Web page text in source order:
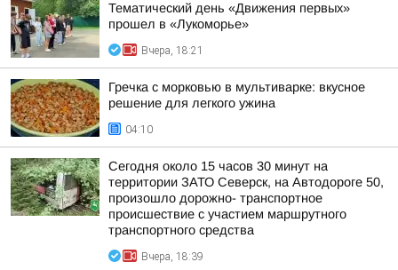
Тематический день «Движения первых»
прошел в «Лукоморье»
Вчера, 18:21
Гречка с морковью в мультиварке: вкусное
решение для легкого ужина
04:10
Сегодня около 15 часов 30 минут на
территории ЗАТО Северск, на Автодороге 50,
произошло дорожно- транспортное
происшествие с участием маршрутного
транспортного средства
Вчера, 18:39